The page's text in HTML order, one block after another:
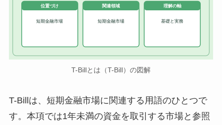
位置づけ
短期金融市場
関連領域
短期金融市場
理解の軸
基礎と実務
T-Billとは（T-Bill）の図解
T-Billは、短期金融市場に関連する用語のひとつで
す。本項では1年未満の資金を取引する市場と参照